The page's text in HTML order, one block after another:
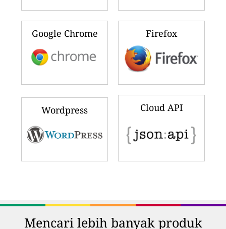
Google Chrome Firefox
Wordpress Cloud API
Mencari lebih banyak produk